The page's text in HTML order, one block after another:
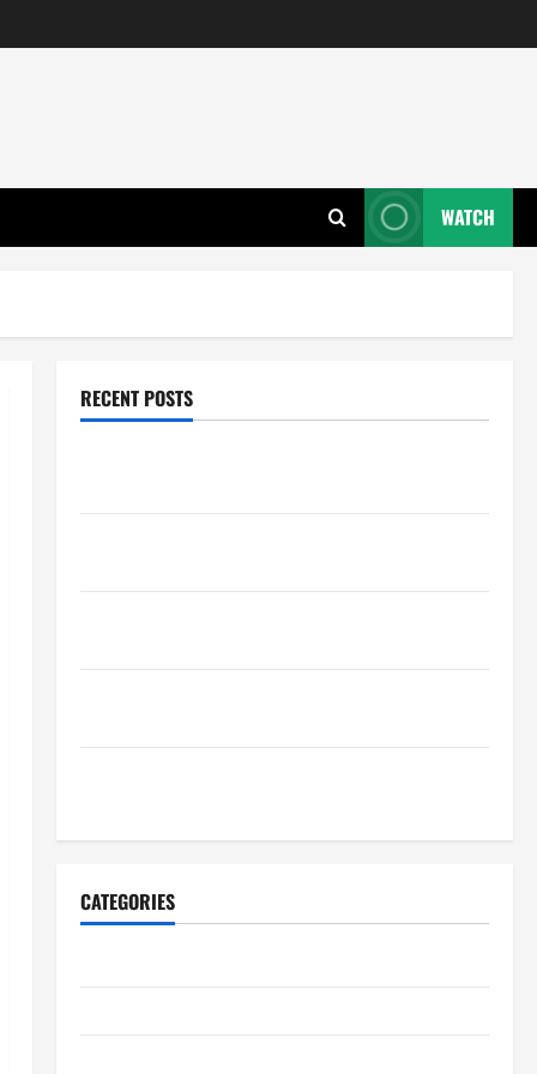
WATCH
RECENT POSTS
CATEGORIES